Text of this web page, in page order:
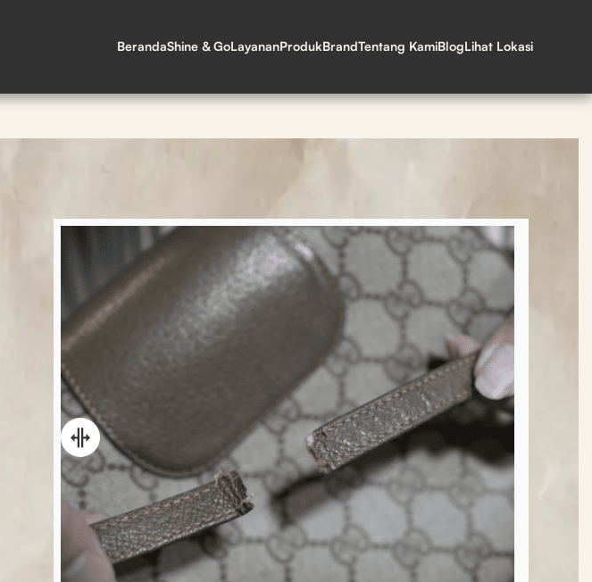
BerandaShine & GoLayananProdukBrandTentang KamiBlogLihat Lokasi